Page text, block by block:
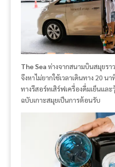
The Sea ห่างจากสนามบินสมุยร
จึงหาไม่ยากใช้เวลาเดินทาง 20 น
ทางรีสอร์ทเสิร์ฟเครื่องดื่มเย็นแล
ฉบับเกาะสมุยเป็นการต้อนรับ